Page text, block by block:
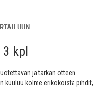
kpl
ja tarkan otteen
kuuluu kolme erikokoista pihdit,